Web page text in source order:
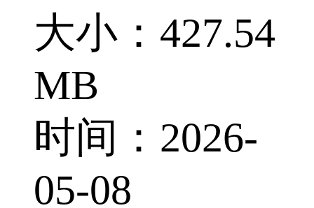
大小：427.54
MB
时间：2026-
05-08